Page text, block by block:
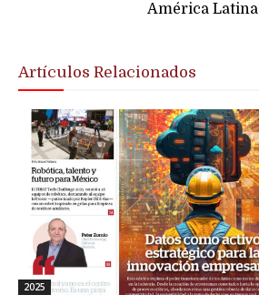
América Latina
Artículos Relacionados
2025